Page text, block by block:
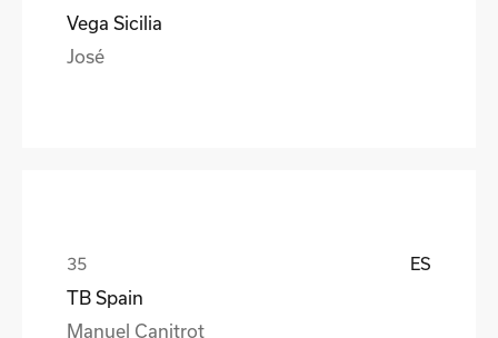
Vega Sicilia
José
ES
TB Spain
Manuel Canitrot